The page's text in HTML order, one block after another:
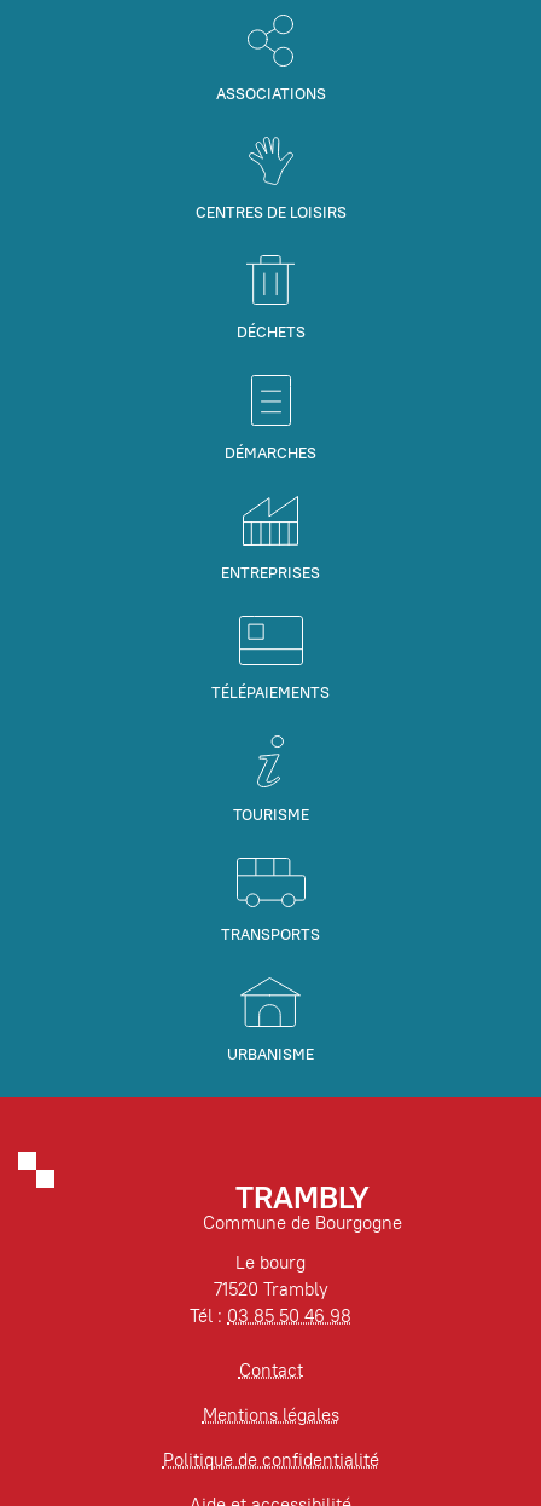
ASSOCIATIONS
CENTRES DE LOISIRS
DÉCHETS
DÉMARCHES
ENTREPRISES
TÉLÉPAIEMENTS
TOURISME
TRANSPORTS
URBANISME
TRAMBLY
Commune de Bourgogne
Le bourg
71520 Trambly
Tél : 03 85 50 46 98
Contact
Mentions légales
Politique de confidentialité